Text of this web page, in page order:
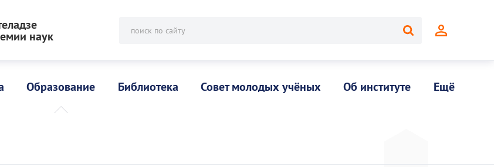
наук поиск по сайту
Образование Библиотека Совет молодых учёных Об институте Ещё